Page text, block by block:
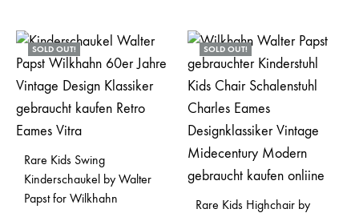
SOLD OUT!
Rare Kids Swing
Kinderschaukel by Walter
Papst for Wilkhahn
SOLD OUT!
Rare Kids Highchair by